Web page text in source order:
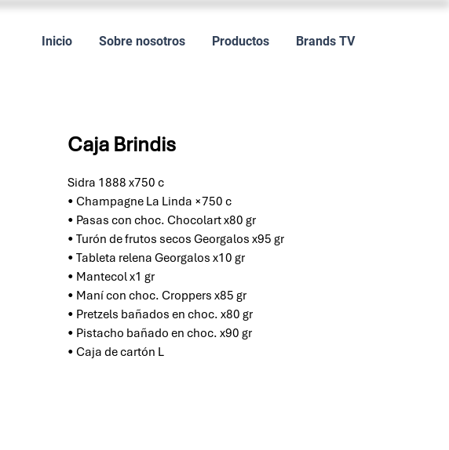
Inicio Sobre nosotros Productos Brands TV
Caja Brindis
Sidra 1888 x750 c
• Champagne La Linda ×750 c
• Pasas con choc. Chocolart x80 gr
• Turón de frutos secos Georgalos x95 gr
• Tableta relena Georgalos x10 gr
• Mantecol x1 gr
• Maní con choc. Croppers x85 gr
• Pretzels bañados en choc. x80 gr
• Pistacho bañado en choc. x90 gr
• Caja de cartón L